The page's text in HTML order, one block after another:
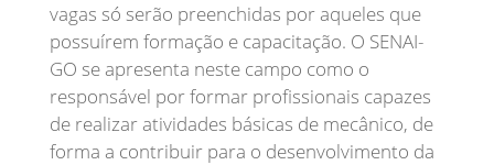
vagas só serão preenchidas por aqueles que
possuírem formação e capacitação. O SENAI-
GO se apresenta neste campo como o
responsável por formar profissionais capazes
de realizar atividades básicas de mecânico, de
forma a contribuir para o desenvolvimento da